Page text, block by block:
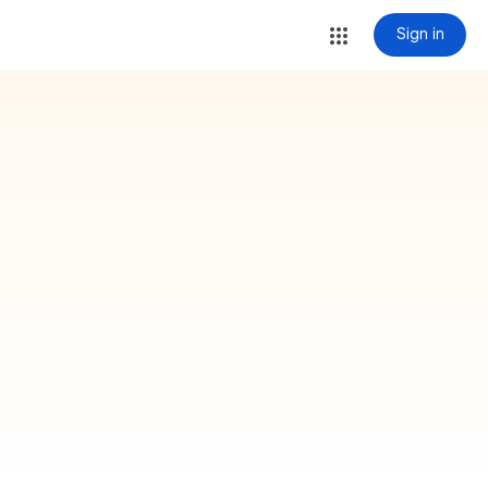
Sign in